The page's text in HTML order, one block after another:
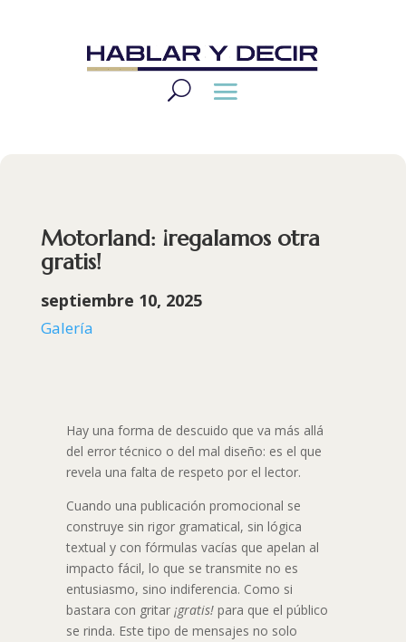
Motorland: ¡regalamos otra
gratis!
septiembre 10, 2025
Galería
Hay una forma de descuido que va más allá
del error técnico o del mal diseño: es el que
revela una falta de respeto por el lector.
Cuando una publicación promocional se
construye sin rigor gramatical, sin lógica
textual y con fórmulas vacías que apelan al
impacto fácil, lo que se transmite no es
entusiasmo, sino indiferencia. Como si
bastara con gritar ¡gratis!para que el público
se rinda. Este tipo de mensajes no solo